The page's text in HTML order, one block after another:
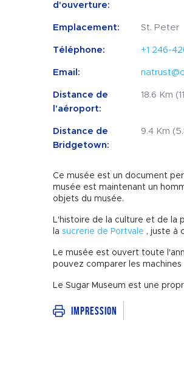
d'ouverture:
Emplacement: St. Peter
Téléphone: +1 246-
Email:
Distance de
l'aéroport:
18.6 Km
Distance de
Bridgetown:
9.4 Km
Ce musée est un document
musée est maintenant un
objets du musée.
L'histoire de la culture et de la
la sucrerie de Portvale , juste à
Le musée est ouvert toute
pouvez comparer les
Le Sugar Museum est une
Impression